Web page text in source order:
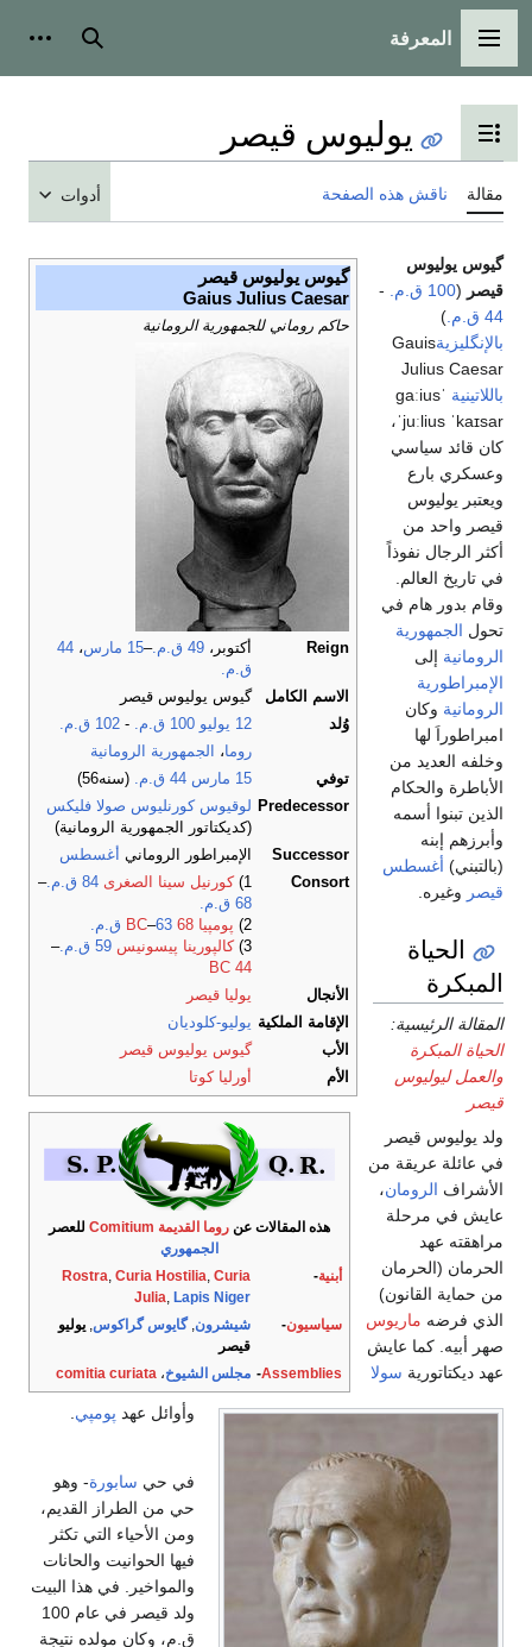
القائمة الرئيسية
المعرفة بحث
تبديل عرض جدول المحتويات
يوليوس قيصر
مقالة ناقش هذه الصفحة أدوات
گيوس يوليوس قيصر
Gaius Julius Caesar
حاكم روماني للجمهورية الرومانية
Reign أكتوبر، 49 ق.م. –15 مارس ، 44
ق.م.
الاسم الكامل
گيوس يوليوس قيصر
وُلد
12 يوليو 100 ق.م. - 102 ق.م.
روما،
الجمهورية الرومانية
توفي
15 مارس 44 ق.م.
(سنه56)
Predecessor لوقيوس كورنليوس صولا فليكس
(كديكتاتور الجمهورية الرومانية)
Successor
الإمبراطور الروماني أغسطس
Consort
1) كورنيل سينا الصغرى 84 ق.م.
–
68 ق.م.
2)
پومپيا 68 BC
–63 ق.م.
3) كالپورينا پيسونيس 59 ق.م.
–
44 BC
الأنجال
يوليا قيصر
الإقامة الملكية يوليو-كلوديان
الأب
گيوس يوليوس قيصر
الأم
أورليا كوتا
هذه المقالات عن روما القديمة Comitium للعصر
الجمهوري
أبنية-
Rostra Curia Hostilia Curia
Julia Lapis Niger
سياسيون- شيشرون ,گايوس گراكوس يوليو
قيصر
Assemblies
- مجلس الشيوخ، comitia curiata
گيوس يوليوس
قيصر (100 ق.م.
-
44 ق.م.
)
بالإنگليزيةGauis
Julius Caesar
باللاتينية
ˈgaːius
ˈjuːlius ˈkaɪsar،
كان قائد سياسي
وعسكري بارع
ويعتبر يوليوس
قيصر واحد من
أكثر الرجال نفوذاً
في تاريخ العالم.
وقام بدور هام في
تحول الجمهورية
الرومانية إلى
الإمبراطورية
الرومانية وكان
امبراطوراَ لها
وخلفه العديد من
الأباطرة والحكام
الذين تبنوا أسمه
وأبرزهم إبنه
(بالتبني) أغسطس
قيصر وغيره.
الحياة
المبكرة
المقالة الرئيسية:
الحياة المبكرة
والعمل ليوليوس
قيصر
ولد يوليوس قيصر
في عائلة عريقة من
الأشراف الرومان،
عايش في مرحلة
مراهقته عهد
الحرمان (الحرمان
من حماية القانون)
الذي فرضه ماريوس
صهر أبيه. كما عايش
عهد ديكتاتورية سولا
وأوائل عهد پومپي
في حي سابورة- وهو
حي من الطراز القديم،
ومن الأحياء التي تكثر
فيها الحوانيت والحانات
والمواخير. في هذا البيت
ولد قيصر في عام 100
ق.م، وكان مولده نتيجة